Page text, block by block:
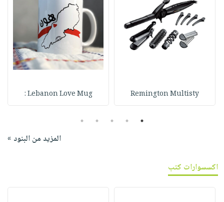
Remington Multisty
Lebanon Love Mug :
1
2
3
4
5
المزيد من البنود »
اكسسوارات كتب